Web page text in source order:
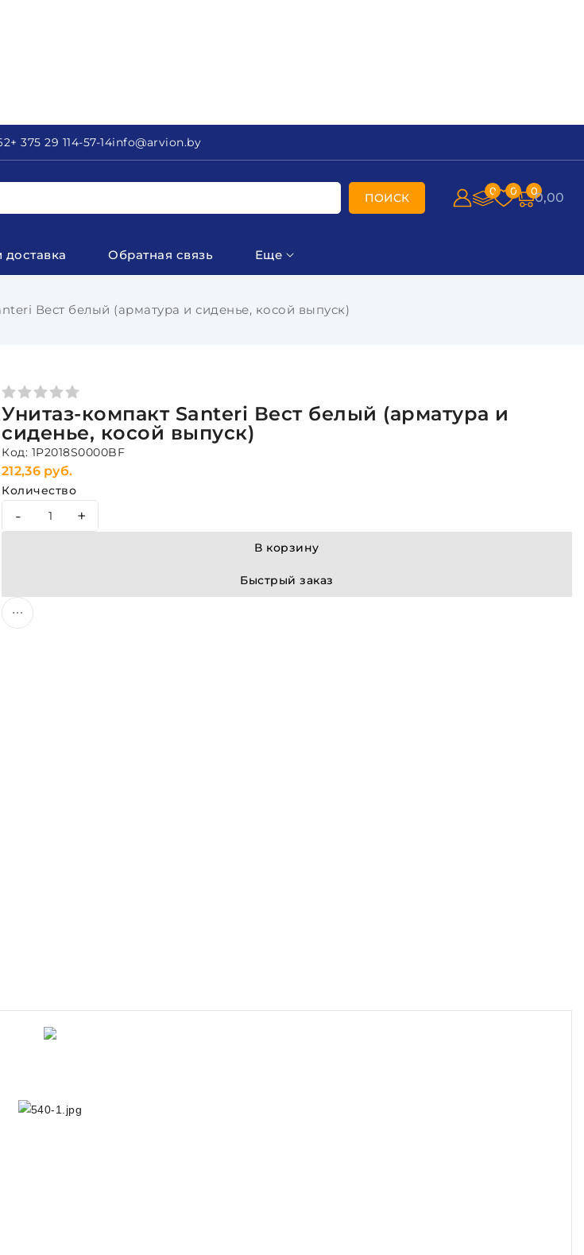
+ 375 29 114-57-14info@arvion.by
ПОИСК 0 0 00,00
Обратная связь Еще
Вест белый (арматура и сиденье, косой выпуск)
Унитаз-компакт Santeri Вест белый (арматура и
сиденье, косой выпуск)
Код: 1P2018S0000BF
212,36 руб.
Количество
- +
В корзину
Быстрый заказ